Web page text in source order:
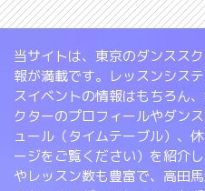
当サイトは、東京のダンスス
報が満載です。レッスンシス
スイベントの情報はもちろん
クターのプロフィールやダン
ュール（タイムテーブル）、
ージをご覧ください）を紹介
やレッスン数も豊富で、高田